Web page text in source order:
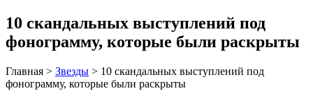
10 скандальных выступлений под
фонограмму, которые были раскрыты
Главная > Звезды > 10 скандальных выступлений под
фонограмму, которые были раскрыты